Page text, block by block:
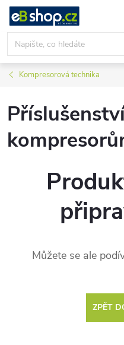
Přejít
obsah
Kompresorová technika
Můžete se ale
ZPĚT